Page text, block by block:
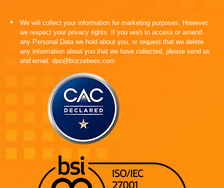
*
We will collect your information for marketing purposes. However,
we respect your privacy rights. If you wish to access or amend
any Personal Data we hold about you, or request that we delete
any information about you that we have collected, please send us
and email: dpo@buzzebees.com